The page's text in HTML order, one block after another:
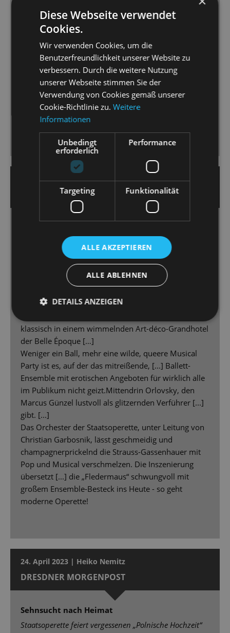
von Billie Eilishs „Bad Guy“ passen wie ein
maßgeschneiderter Pop-Musicalimport [...]
Musikalisch stimmen Drive und Tempo, das Christian
Garbosnik am Pult des Orchesters vorgibt und von
den Protagonisten [...] mit allen Registern umgesetzt
wird. [...]
Der Staatsoperette ist hier eine „Fledermaus“
gelungen, die den Sowieso-schon Operettenliebhaber
ebenso begeistern kann, wie den Neuling, der es mal
probieren will.
12. Juni 2023 | Heiko Nemitz
MORGENPOST
Neue „Fledermaus“ begeistert und provoziert an der
Staatsoperette
[...] Das bekannte Verwirrspiel um Herrn Eisenstein
Stefﬁ Lehmann) und Stubenmädchen Adele
klassisch in einem wimmelnden Art-déco-Grandhotel
der Belle Époque […]
Weniger ein Ball, mehr eine wilde, queere Musical
Party ist es, auf der das mitreißende, [...] Ballett-
Ensemble mit erotischen Angeboten für wirklich alle
im Publikum nicht geizt.Mittendrin Orlovsky, den
Marcus Günzel lustvoll als glitzernden Verführer [...]
gibt. [...]
Das Orchester der Staatsoperette, unter Leitung von
Christian Garbosnik, lässt geschmeidig und
champagnerprickelnd die Strauss-Gassenhauer mit
Pop und Musical verschmelzen. Die Inszenierung
übersetzt [...] die „Fledermaus“ schwungvoll mit
großem Ensemble-Besteck ins Heute - so geht
moderne Operette!
24. April 2023 | Heiko Nemitz
DRESDNER MORGENPOST
Sehnsucht nach Heimat
Staatsoperette feiert vergessenen „Polnische Hochzeit“
Diese Webseite verwendet
Cookies.
Wir verwenden Cookies, um die
Benutzerfreundlichkeit unserer Website zu
verbessern. Durch die weitere Nutzung
unserer Webseite stimmen Sie der
Verwendung von Cookies gemäß unserer
Cookie-Richtlinie zu.Weitere
Informationen
Unbedingt
erforderlich
Performance
Targeting Funktionalität
ALLE AKZEPTIEREN
ALLE ABLEHNEN
DETAILS ANZEIGEN